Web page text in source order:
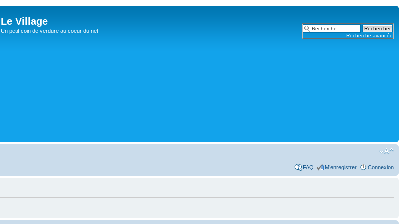
Le Village
Un petit coin de verdure au coeur du net
Recherche avancée
FAQ M’enregistrer Connexion